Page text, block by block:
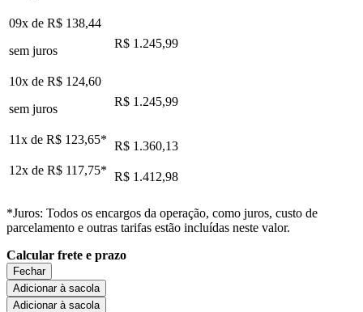
09x de R$ 138,44
sem juros
R$ 1.245,99
10x de R$ 124,60
sem juros
R$ 1.245,99
11x de R$ 123,65* R$ 1.360,13
12x de R$ 117,75* R$ 1.412,98
*Juros: Todos os encargos da operação, como juros, custo de
parcelamento e outras tarifas estão incluídas neste valor.
Calcular frete e prazo
Fechar
Adicionar à sacola
Adicionar à sacola